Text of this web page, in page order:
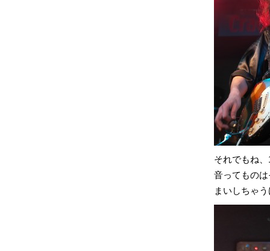
それでもね
音ってもの
まいしちゃ